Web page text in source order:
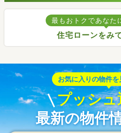
最もおトクであなた
住宅ローンをみ
お気に入りの物件を
プッシュ
最新の物件